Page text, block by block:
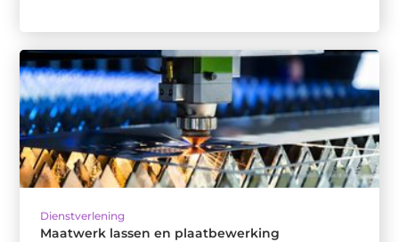
Dienstverlening
Maatwerk lassen en plaatbewerking